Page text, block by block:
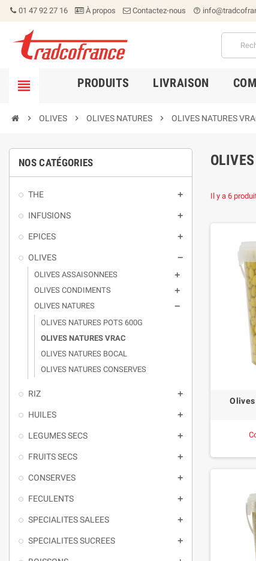
01 47 92 27 16 À propos Contactez-nous help_outline
 PRODUITS LIVRAISON
 OLIVES  OLIVES NATURES  OLIVES NATURES
NOS CATÉGORIES
THE 
INFUSIONS 
EPICES 
OLIVES 
OLIVES ASSAISONNEES 
OLIVES CONDIMENTS 
OLIVES NATURES 
OLIVES NATURES POTS 600G
OLIVES NATURES VRAC
OLIVES NATURES BOCAL
OLIVES NATURES CONSERVES
RIZ 
HUILES 
LEGUMES SECS 
FRUITS SECS 
CONSERVES 
FECULENTS 
SPECIALITES SALEES 
SPECIALITES SUCREES 
Il y a 6